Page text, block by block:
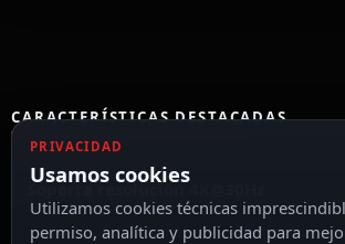
CARACTERÍSTICAS DESTACADAS
VER TODAS LAS CARACTERÍSTICAS
Soporta resolución 4K@30Hz
PRIVACIDAD
Usamos cookies
Utilizamos cookies técnicas
permiso, analítica y publicidad para